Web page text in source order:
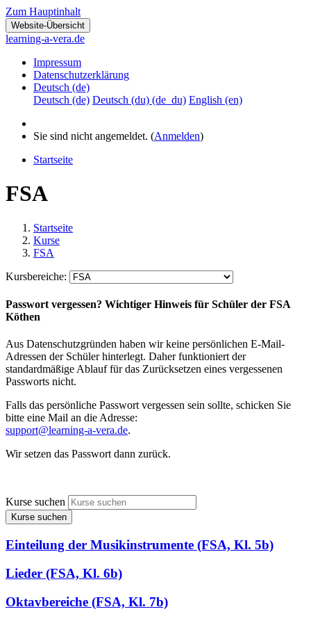
Zum Hauptinhalt
Website-Übersicht
learning-a-vera.de
Impressum
Datenschutzerklärung
Deutsch ‎(de)‎
Deutsch ‎(de)‎ Deutsch (du) ‎(de_du)‎ English ‎(en)‎
Sie sind nicht angemeldet. (Anmelden)
Startseite
FSA
Startseite
Kurse
FSA
Kursbereiche:
Passwort vergessen? Wichtiger Hinweis für Schüler der FSA
Köthen
Aus Datenschutzgründen haben wir keine persönlichen E-Mail-
Adressen der Schüler hinterlegt. Daher funktioniert der
standardmäßige Ablauf für das Zurücksetzen eines vergessenen
Passworts nicht.
Falls das persönliche Passwort vergessen sein sollte, schicken Sie
bitte eine Mail an die Adresse:
support@learning-a-vera.de.
Wir setzen das Passwort dann zurück.
Kurse suchen
Kurse suchen
Einteilung der Musikinstrumente (FSA, Kl. 5b)
Lieder (FSA, Kl. 6b)
Oktavbereiche (FSA, Kl. 7b)